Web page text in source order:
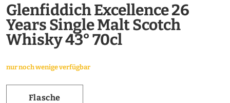
Glenfiddich Excellence 26
Years Single Malt Scotch
Whisky 43° 70cl
nur noch wenige verfügbar
Flasche